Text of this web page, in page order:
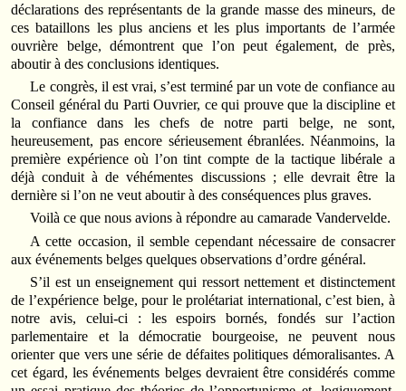
déclarations des représentants de la grande masse des mineurs, de
ces bataillons les plus anciens et les plus importants de l’armée
ouvrière belge, démontrent que l’on peut également, de près,
aboutir à des conclusions identiques.
Le congrès, il est vrai, s’est terminé par un vote de confiance au
Conseil général du Parti Ouvrier, ce qui prouve que la discipline et
la confiance dans les chefs de notre parti belge, ne sont,
heureusement, pas encore sérieusement ébranlées. Néanmoins, la
première expérience où l’on tint compte de la tactique libérale a
déjà conduit à de véhémentes discussions ; elle devrait être la
dernière si l’on ne veut aboutir à des conséquences plus graves.
Voilà ce que nous avions à répondre au camarade Vandervelde.
A cette occasion, il semble cependant nécessaire de consacrer
aux événements belges quelques observations d’ordre général.
S’il est un enseignement qui ressort nettement et distinctement
de l’expérience belge, pour le prolétariat international, c’est bien, à
notre avis, celui-ci : les espoirs bornés, fondés sur l’action
parlementaire et la démocratie bourgeoise, ne peuvent nous
orienter que vers une série de défaites politiques démoralisantes. A
cet égard, les événements belges devraient être considérés comme